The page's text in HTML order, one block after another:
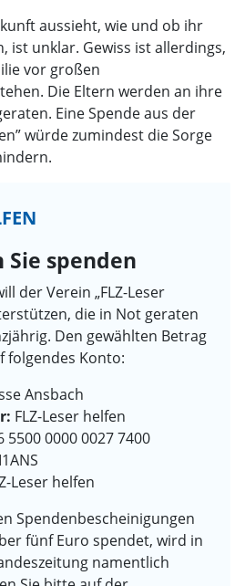
aussieht, wie und ob ihr
ist unklar. Gewiss ist allerdings,
vor großen
Die Eltern werden an ihre
Eine Spende aus der
würde zumindest die Sorge
spenden
der Verein „FLZ-Leser
die in Not geraten
Den gewählten Betrag
folgendes Konto:
Ansbach
FLZ-Leser helfen
5500 0000 0027 7400
Leser helfen
Spendenbescheinigungen
fünf Euro spendet, wird in
namentlich